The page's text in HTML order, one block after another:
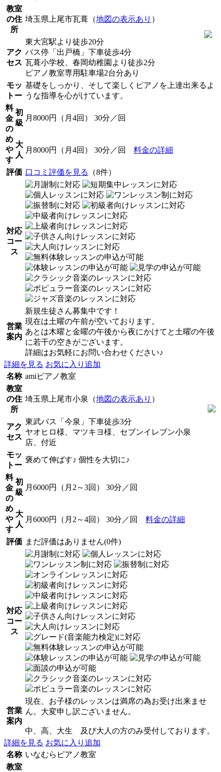
教室
の住
所
埼玉県上尾市瓦葺（地図の表示あり ）
アク
セス
東大宮駅より徒歩20分
バス停「出戸橋」下車徒歩4分
瓦葺小学校、春岡幼稚園より徒歩2分
ピアノ教室専用駐車場2台分あり
モッ
トー
基礎をしっかり、そして楽しくピアノを上達出来るよ
うな指導を心がけています。
料
金
の
め
や
す
初
級
月8000円（月4回） 30分／回
大
人
月8000円（月4回） 30分／回 料金の詳細
評価 口コミ評価を見る （8件）
対応
コー
ス
営業
案内
新規生徒さん募集中です！
現在は土曜の午前が空いております。
あとは木曜と金曜の午後から夜にかけてと土曜の午後
に若干の空きがございます。
詳細はお気軽にお問い合わせください♪
詳細を見る お気に入り追加
名称 amiピアノ教室
教室
の住
所
埼玉県上尾市小泉（地図の表示あり ）
アク
セス
東武バス「今泉」下車徒歩3分
ヤオヒロ様、マツキヨ様、セブンイレブン小泉
店、付近
モッ
トー
褒めて伸ばす♪ 個性を大切に♪
料
金
の
め
や
す
初
級
月6000円（月2～3回） 30分／回
大
人
月6000円（月2～4回） 30分／回 料金の詳細
評価 まだ評価はありません(0件)
対応
コー
ス
営業
案内
現在、お子様のレッスンは満席の為お受け出来ませ
ん。大変申し訳ございません。
中、高、大生 及び大人の方のみ受付しております。
詳細を見る お気に入り追加
名称 いなむらピアノ教室
教室